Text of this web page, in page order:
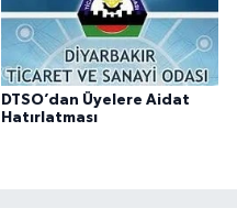
DTSO’dan Üyelere Aidat
Hatırlatması